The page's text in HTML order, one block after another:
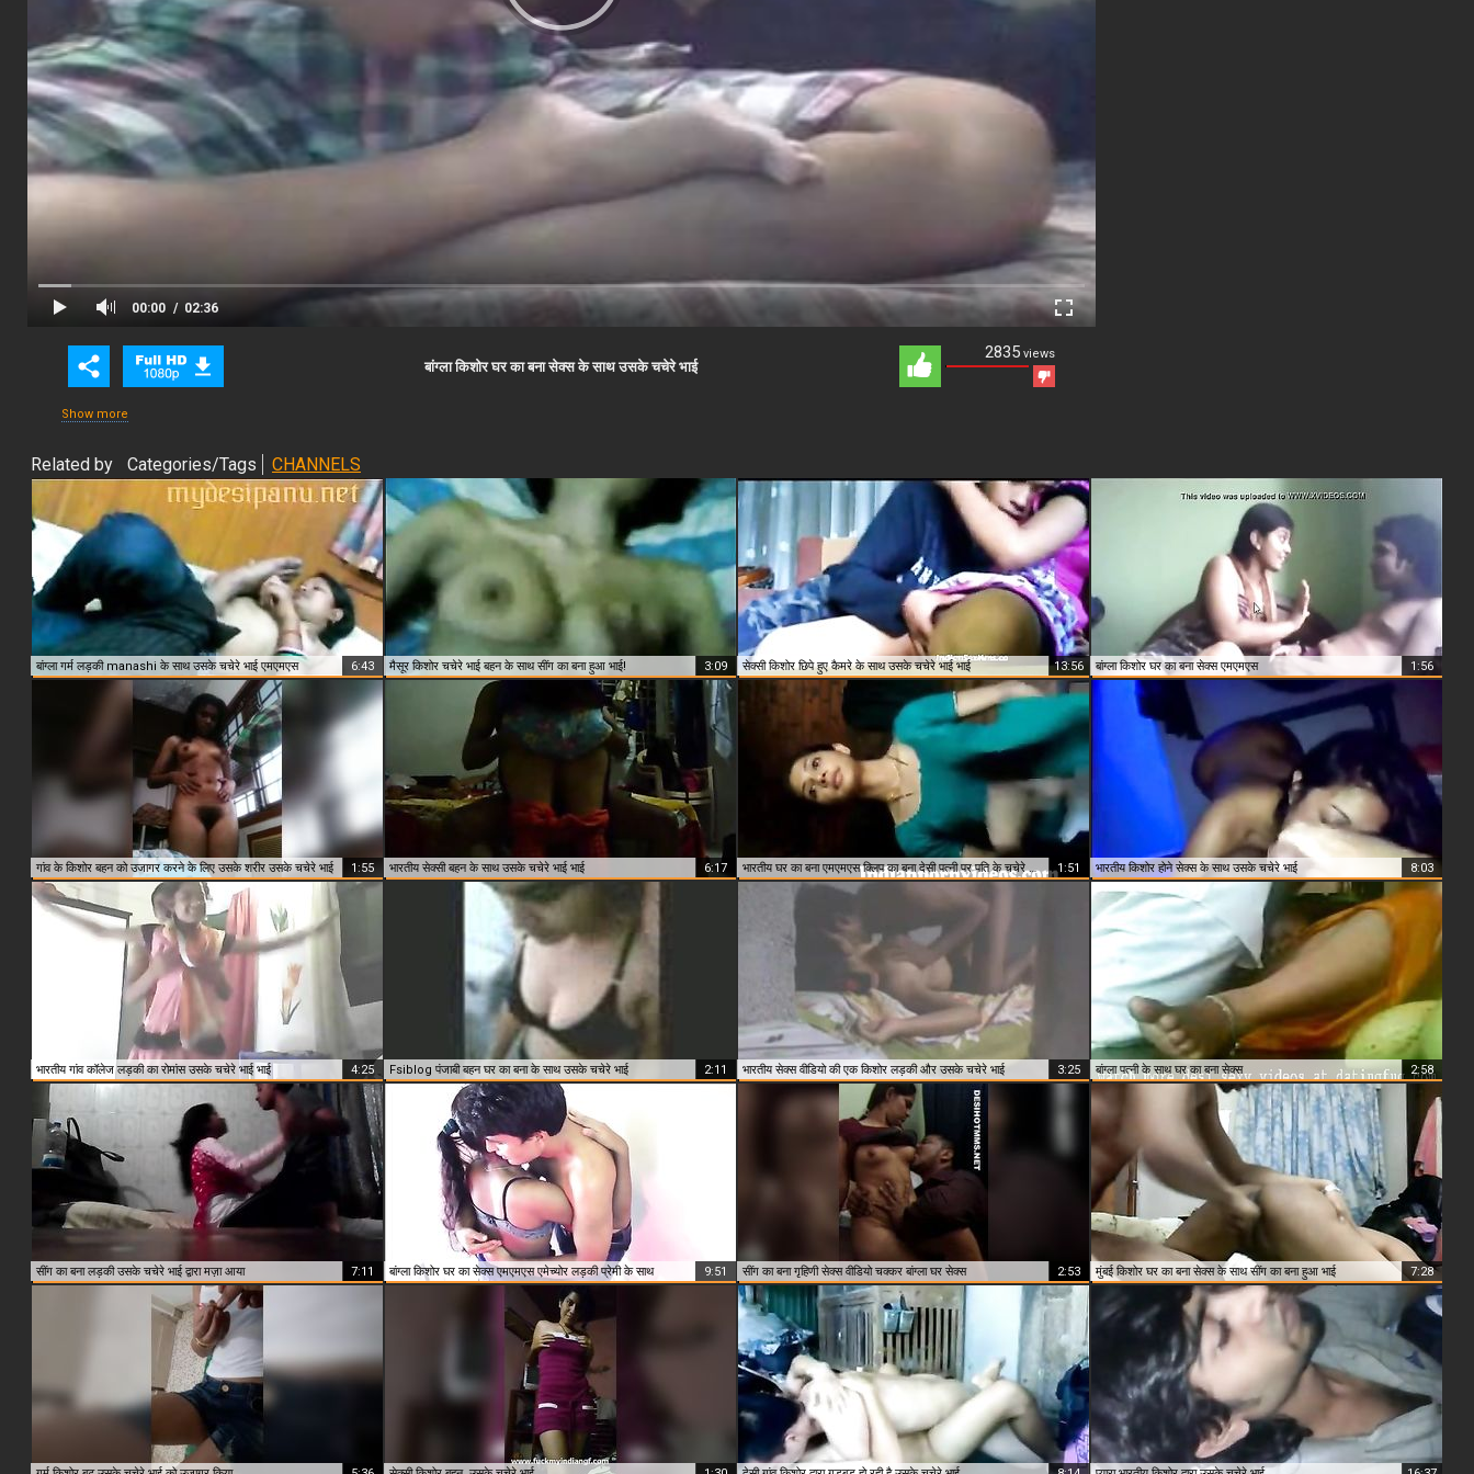
00:00 02:36
2835 views
बांग्ला किशोर घर का बना सेक्स के साथ उसके चचेरे भाई
Show more
Related by Categories/Tags CHANNELS
बांग्ला गर्म लड़की manashi के साथ उसके चचेरे भाई एमएमएस 6:43 मैसूर किशोर चचेरे भाई बहन के साथ सींग का बना हुआ भाई! 3:09 सेक्सी किशोर छिपे हुए कैमरे के साथ उसके चचेरे भाई भाई 13:56 बांग्ला किशोर घर का बना सेक्स एमएमएस 1:56
गांव के किशोर बहन को उजागर करने के लिए उसके शरीर उसके चचेरे भाई 1:55 भारतीय सेक्सी बहन के साथ उसके चचेरे भाई भाई 6:17 भारतीय घर का बना एमएमएस क्लिप का बना देसी पत्नी पर पति के चचेरे भाई द्वारा 1:51 भारतीय किशोर होने सेक्स के साथ उसके चचेरे भाई 8:03
भारतीय गांव कॉलेज लड़की का रोमांस उसके चचेरे भाई भाई 4:25 Fsiblog पंजाबी बहन घर का बना के साथ उसके चचेरे भाई 2:11 भारतीय सेक्स वीडियो की एक किशोर लड़की और उसके चचेरे भाई 3:25 बांग्ला पत्नी के साथ घर का बना सेक्स 2:58
सींग का बना लड़की उसके चचेरे भाई द्वारा मज़ा आया 7:11 बांग्ला किशोर घर का सेक्स एमएमएस एमेच्योर लड़की प्रेमी के साथ 9:51 सींग का बना गृहिणी सेक्स वीडियो चक्कर बांग्ला घर सेक्स 2:53 मुंबई किशोर घर का बना सेक्स के साथ सींग का बना हुआ भाई 7:28